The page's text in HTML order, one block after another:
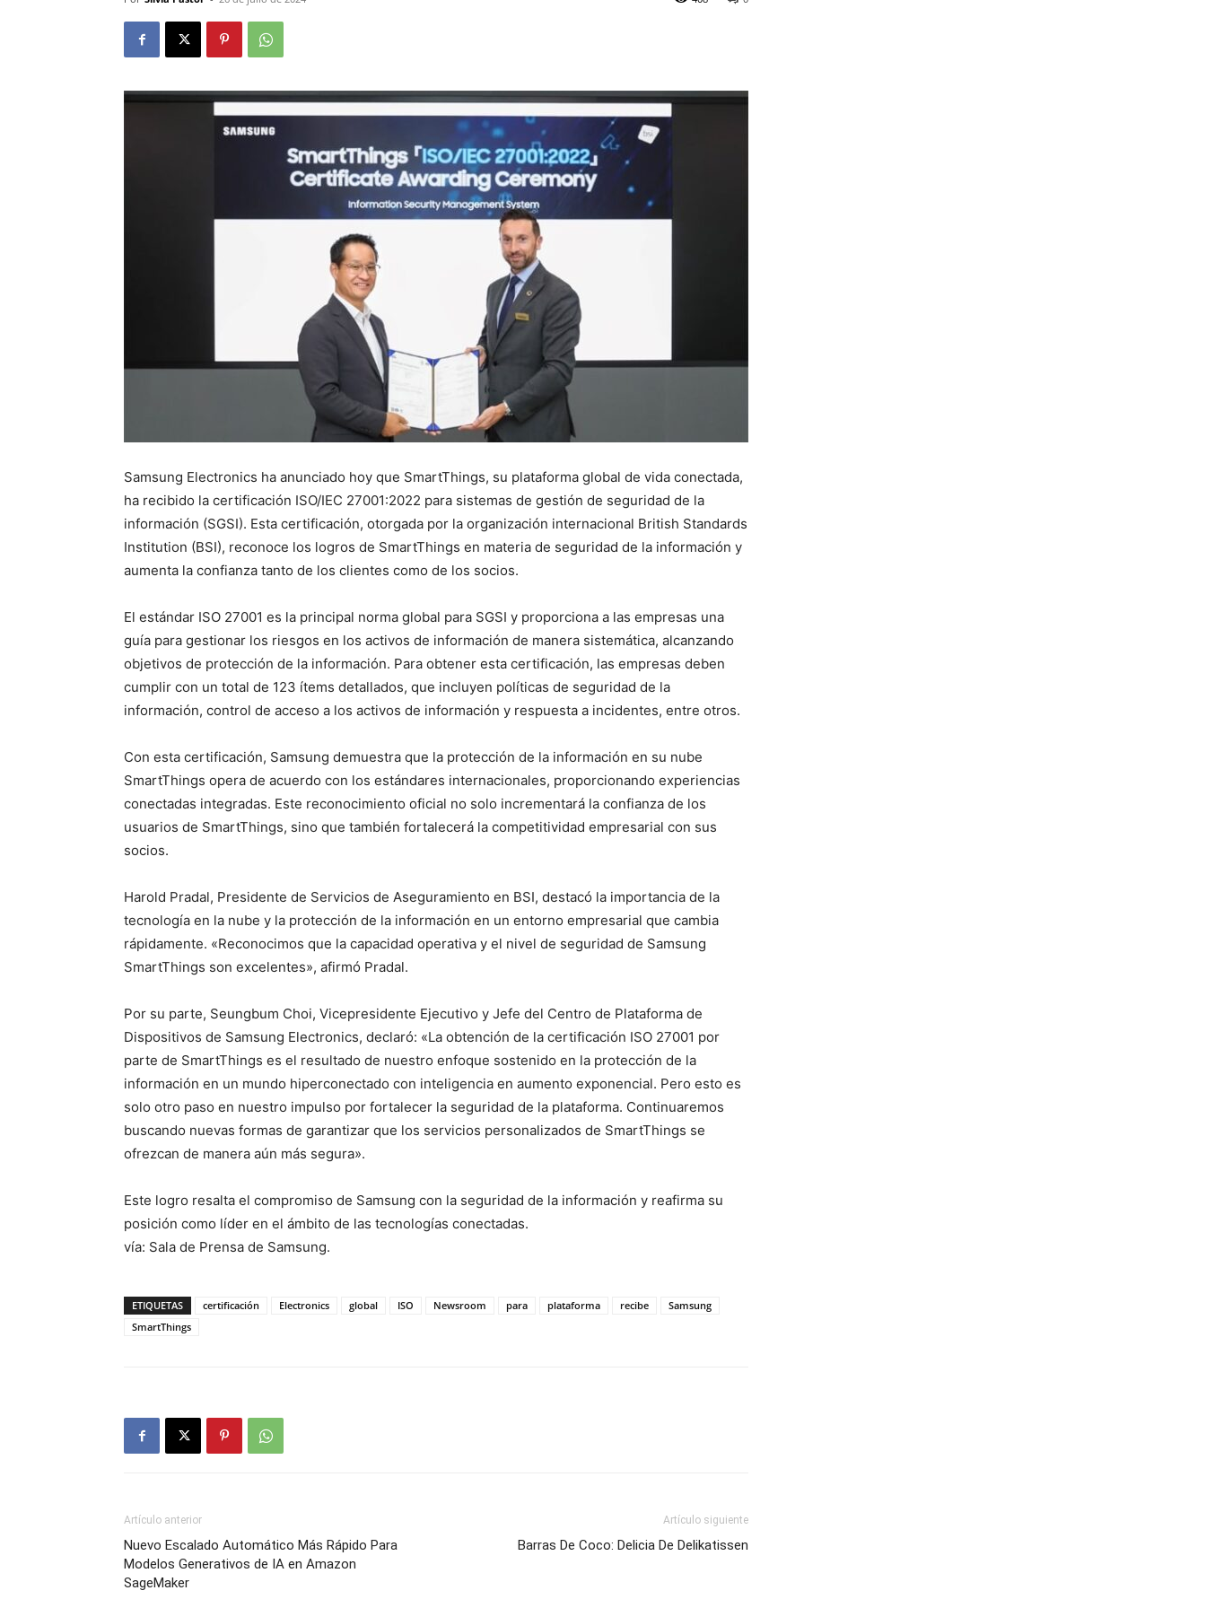
Samsung Electronics ha anunciado hoy que SmartThings, su plataforma global de vida conectada,
ha recibido la certificación ISO/IEC 27001:2022 para sistemas de gestión de seguridad de la
información (SGSI). Esta certificación, otorgada por la organización internacional British Standards
Institution (BSI), reconoce los logros de SmartThings en materia de seguridad de la información y
aumenta la confianza tanto de los clientes como de los socios.
El estándar ISO 27001 es la principal norma global para SGSI y proporciona a las empresas una
guía para gestionar los riesgos en los activos de información de manera sistemática, alcanzando
objetivos de protección de la información. Para obtener esta certificación, las empresas deben
cumplir con un total de 123 ítems detallados, que incluyen políticas de seguridad de la
información, control de acceso a los activos de información y respuesta a incidentes, entre otros.
Con esta certificación, Samsung demuestra que la protección de la información en su nube
SmartThings opera de acuerdo con los estándares internacionales, proporcionando experiencias
conectadas integradas. Este reconocimiento oficial no solo incrementará la confianza de los
usuarios de SmartThings, sino que también fortalecerá la competitividad empresarial con sus
socios.
Harold Pradal, Presidente de Servicios de Aseguramiento en BSI, destacó la importancia de la
tecnología en la nube y la protección de la información en un entorno empresarial que cambia
rápidamente. «Reconocimos que la capacidad operativa y el nivel de seguridad de Samsung
SmartThings son excelentes», afirmó Pradal.
Por su parte, Seungbum Choi, Vicepresidente Ejecutivo y Jefe del Centro de Plataforma de
Dispositivos de Samsung Electronics, declaró: «La obtención de la certificación ISO 27001 por
parte de SmartThings es el resultado de nuestro enfoque sostenido en la protección de la
información en un mundo hiperconectado con inteligencia en aumento exponencial. Pero esto es
solo otro paso en nuestro impulso por fortalecer la seguridad de la plataforma. Continuaremos
buscando nuevas formas de garantizar que los servicios personalizados de SmartThings se
ofrezcan de manera aún más segura».
Este logro resalta el compromiso de Samsung con la seguridad de la información y reafirma su
posición como líder en el ámbito de las tecnologías conectadas.
vía: Sala de Prensa de Samsung.
ETIQUETAS certificación Electronics global ISO Newsroom para plataforma recibe
Samsung
SmartThings
Artículo anterior
Nuevo Escalado Automático Más Rápido Para
Modelos Generativos de IA en Amazon
SageMaker
Artículo siguiente
Barras De Coco: Delicia De Delikatissen